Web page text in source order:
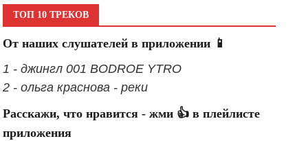
ТОП 10 ТРЕКОВ
От наших слушателей в приложении 📱
1 - джингл 001 BODROE YTRO
2 - ольга краснова - реки
Расскажи, что нравится - жми 👍 в плейлисте
приложения